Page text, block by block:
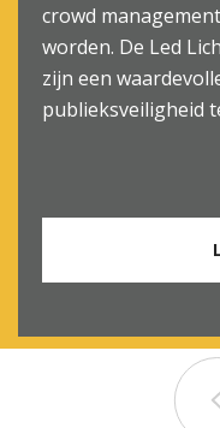
crowd
worden. De Led
zijn een
publieksveiligheid